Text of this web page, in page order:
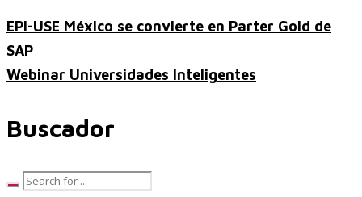
EPI-USE México se convierte en Parter Gold de
SAP
Webinar Universidades Inteligentes
Buscador